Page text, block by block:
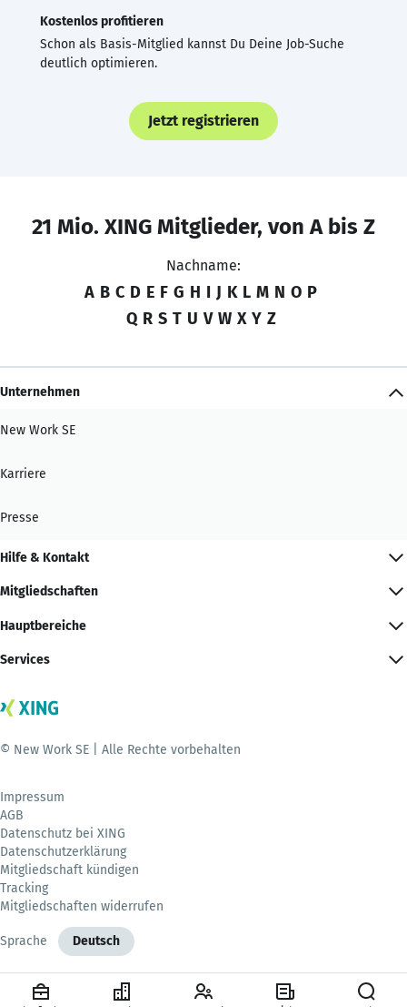
Kostenlos profitieren
Schon als Basis-Mitglied kannst Du Deine Job-Suche
deutlich optimieren.
Jetzt registrieren
21 Mio. XING Mitglieder, von A bis Z
Nachname:
A B C D E F G H I J K L M N O P
Q R S T U V W X Y Z
Unternehmen
New Work SE
Karriere
Presse
Hilfe & Kontakt
Mitgliedschaften
Hauptbereiche
Services
© New Work SE | Alle Rechte vorbehalten
Impressum
AGB
Datenschutz bei XING
Datenschutzerklärung
Mitgliedschaft kündigen
Tracking
Mitgliedschaften widerrufen
Sprache Deutsch